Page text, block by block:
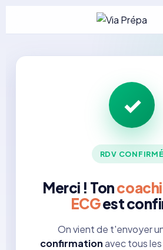
✓
RDV CONFIRMÉ
Merci ! Ton
ECGest
On vient de t'envoyer
confirmationavec tous